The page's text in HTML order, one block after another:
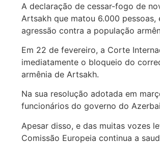
A declaração de cessar-fogo de
Artsakh que matou 6.000
agressão contra a população
Em 22 de fevereiro, a Corte
imediatamente o bloqueio do
armênia de Artsakh.
Na sua resolução adotada em
funcionários do governo do
Apesar disso, e das muitas vozes
Comissão Europeia continua a